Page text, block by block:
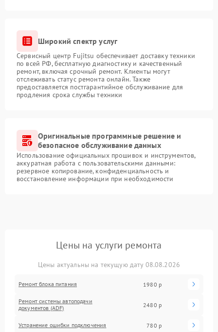
Широкий спектр услуг
Сервисный центр Fujitsu обеспечивает доставку техники
по всей РФ, бесплатную диагностику и качественный
ремонт, включая срочный ремонт. Клиенты могут
отслеживать статус ремонта онлайн. Также
предоставляется постгарантийное обслуживание для
продления срока службы техники
Оригинальные программные решение и
безопасное обслуживание данных
Использование официальных прошивок и инструментов,
аккуратная работа с пользовательскими данными:
резервное копирование, конфиденциальность и
восстановление информации при необходимости
Цены на услуги ремонта
Цены актуальны на текущую дату 08.08.2026
Ремонт блока питания 1980 р
Ремонт системы автоподачи
документов (ADF)
2480 р
Устранение ошибки подключения 780 р